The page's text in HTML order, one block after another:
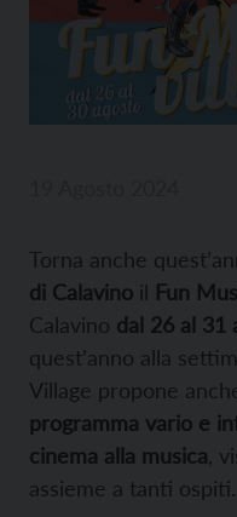
Torna anche
di Calavino il Fun
Calavino dal 26 al 31
quest’anno alla
Village propone
programma vario e
cinema alla musica ,
assieme a tanti ospiti.